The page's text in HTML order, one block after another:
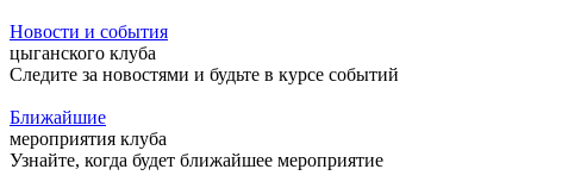
Новости и события
цыганского клуба
Следите за новостями и будьте в курсе событий
Ближайшие
мероприятия клуба
Узнайте, когда будет ближайшее мероприятие